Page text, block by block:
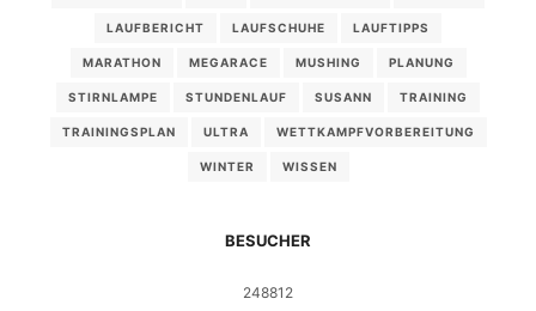
LAUFBERICHT LAUFSCHUHE LAUFTIPPS
MARATHON MEGARACE MUSHING PLANUNG
STIRNLAMPE STUNDENLAUF SUSANN TRAINING
TRAININGSPLAN ULTRA WETTKAMPFVORBEREITUNG
WINTER WISSEN
BESUCHER
248812